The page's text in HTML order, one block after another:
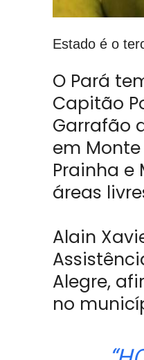
Estado é o
O Pará
Capitão
Garrafão
em
Prainha e
áreas
Alain
Alegre,
no